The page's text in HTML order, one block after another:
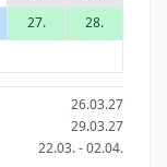
27.
28.
26.03.27
29.03.27
22.03. - 02.04.